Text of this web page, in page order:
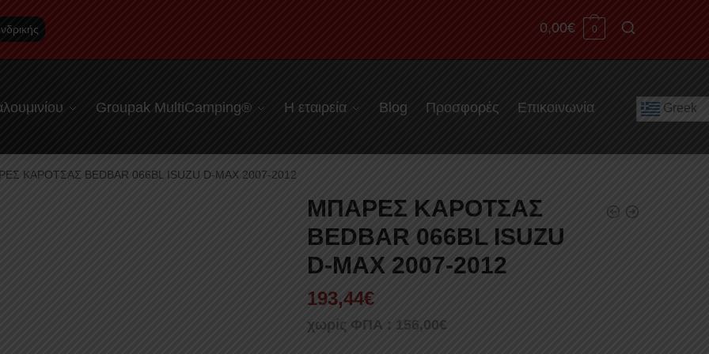
0,00€ 0
Groupak MultiCamping® Η εταιρεία Blog Προσφορές Επικοινωνία Greek
ΚΑΡΟΤΣΑΣ BEDBAR 066BL ISUZU D-MAX 2007-2012
ΜΠΑΡΕΣ ΚΑΡΟΤΣΑΣ
BEDBAR 066BL ISUZU
D-MAX 2007-2012
193,44€
χωρίς ΦΠΑ : 156,00€